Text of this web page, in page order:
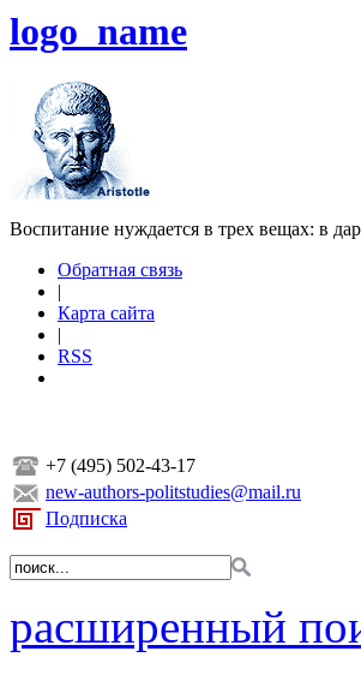
logo_name
Воспитание нуждается в трех вещах: в
Обратная связь
|
Карта сайта
|
RSS
+7 (495) 502-43-17
new-authors-politstudies@mail.ru
Подписка
расширенный